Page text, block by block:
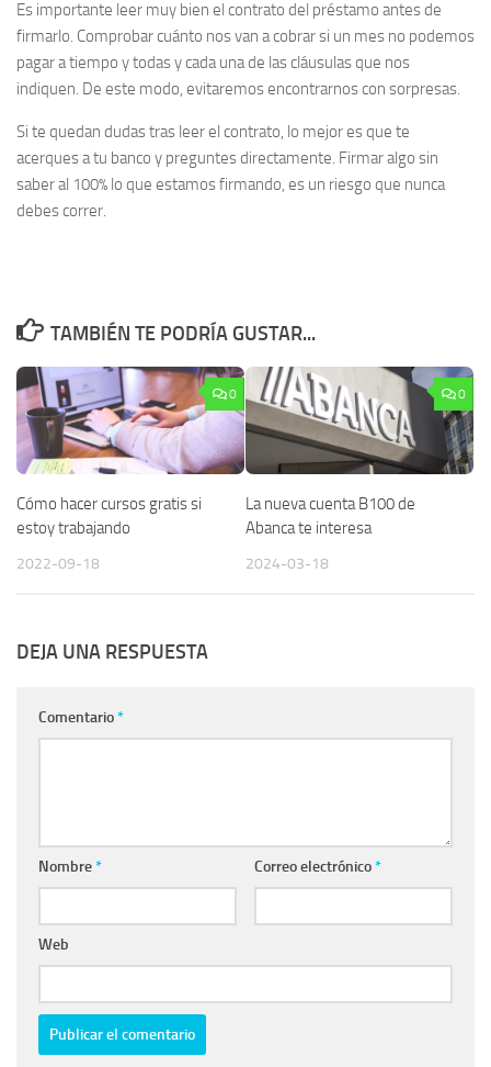
Es importante leer muy bien el contrato del préstamo antes de
firmarlo. Comprobar cuánto nos van a cobrar si un mes no podemos
pagar a tiempo y todas y cada una de las cláusulas que nos
indiquen. De este modo, evitaremos encontrarnos con sorpresas.
Si te quedan dudas tras leer el contrato, lo mejor es que te
acerques a tu banco y preguntes directamente. Firmar algo sin
saber al 100% lo que estamos firmando, es un riesgo que nunca
debes correr.
TAMBIÉN TE PODRÍA GUSTAR...
0
Cómo hacer cursos gratis si
estoy trabajando
2022-09-18
0
La nueva cuenta B100 de
Abanca te interesa
2024-03-18
DEJA UNA RESPUESTA
Comentario*
Nombre* Correo electrónico*
Web